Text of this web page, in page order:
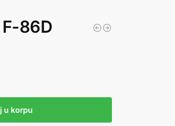
86D
u korpu